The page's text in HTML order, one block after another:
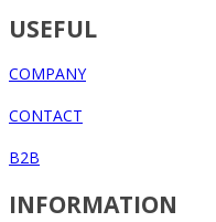
USEFUL
COMPANY
CONTACT
B2B
INFORMATION